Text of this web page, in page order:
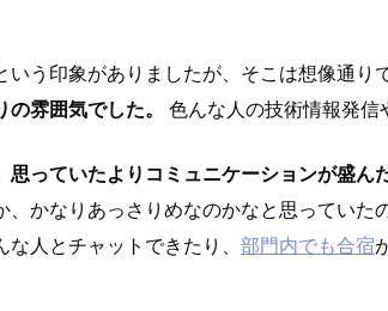
う印象がありましたが、そこは想像通り
雰囲気でした。
色んな人の技術情報発信
思っていたよりコミュニケーションが盛ん
、かなりあっさりめなのかなと思ってい
人とチャットできたり、 部門内でも合宿